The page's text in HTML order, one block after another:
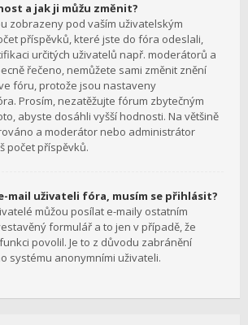
a jak ji můžu změnit?
zobrazeny pod vaším uživatelským
příspěvků, které jste do fóra odeslali,
určitých uživatelů např. moderátorů a
řečeno, nemůžete sami změnit znění
fóru, protože jsou nastaveny
Prosím, nezatěžujte fórum zbytečným
abyste dosáhli vyšší hodnosti. Na většině
a moderátor nebo administrátor
počet příspěvků.
mail uživateli fóra, musím se přihlásit?
můžou posílat e-maily ostatním
formulář a to jen v případě, že
povolil. Je to z důvodu zabránění
systému anonymními uživateli.